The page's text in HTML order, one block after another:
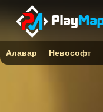
Алавар Невософт